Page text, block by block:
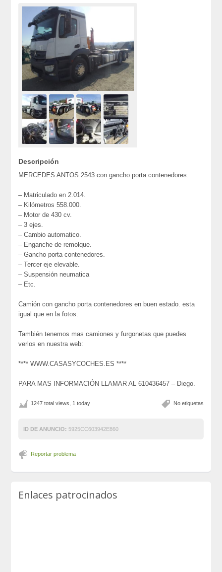
Descripción
MERCEDES ANTOS 2543 con gancho porta contenedores.
– Matriculado en 2.014.
– Kilómetros 558.000.
– Motor de 430 cv.
– 3 ejes.
– Cambio automatico.
– Enganche de remolque.
– Gancho porta contenedores.
– Tercer eje elevable.
– Suspensión neumatica
– Etc.
Camión con gancho porta contenedores en buen estado. esta
igual que en la fotos.
También tenemos mas camiones y furgonetas que puedes
verlos en nuestra web:
**** WWW.CASASYCOCHES.ES ****
PARA MAS INFORMACIÓN LLAMAR AL 610436457 – Diego.
No etiquetas
1247 total views, 1 today
ID DE ANUNCIO: 5925CC603942E860
Reportar problema
Enlaces patrocinados